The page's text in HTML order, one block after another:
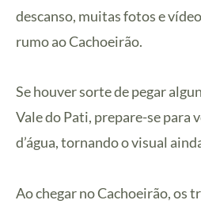
descanso, muitas fotos e
rumo ao Cachoeirão.
Se houver sorte de pegar
Vale do Pati, prepare-se para
d’água, tornando o visual
Ao chegar no Cachoeirão, os